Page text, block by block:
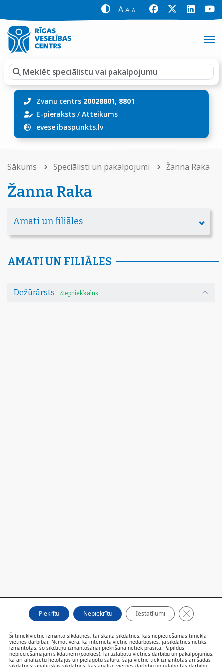
A A A
Zvanu centrs 20028801, 8801
E-pieraksts/Atteikums
eveselibaspunkts.lv
Sākums Speciālisti un pakalpojumi Žanna Raka
Žanna Raka
Amati un filiāles
AMATI UN FILIĀLES
Dežūrārsts Ziepniekkalns
FILIĀLES
AKTUALITĀTES
Šī tīmekļvietne izmanto sīkdatnes, tai skaitā sīkdatnes, kas nepieciešamas tīmekļa
vietnes darbībai. Ņemot vērā, ka interneta vietne nedarbosies, ja sīkdatnes netiks
izmantotas, šo sīkdatņu izmantošanai piekrišana netiek prasīta. Papildus
nepieciešamajām sīkdatnēm (cookies), lai uzlabotu vietnes darbību un pakalpojumus,
kā arī analizētu lietotājus un pielāgotu saturu, šajā vietnē tiek izmantotas arī šādas
sīkdatnes: analītiskās sīkdatnes, kas analizē vietnes darbību un uzlabo tās darbību,
Piekrītu Nepiekrītu Iestatījumi Close